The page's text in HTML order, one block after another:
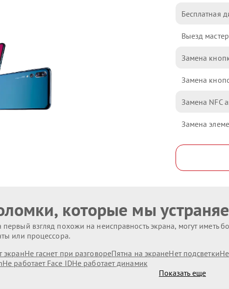
Бесплатная
Выезд
Замена
Замена
Замена NFC
Замена
которые мы
взгляд похожи на неисправность экрана, могут иметь
или процессора.
экранНе гаснет при разговореПятна на экранеНет подсветки
Не работает Face IDНе работает динамик
Показать еще